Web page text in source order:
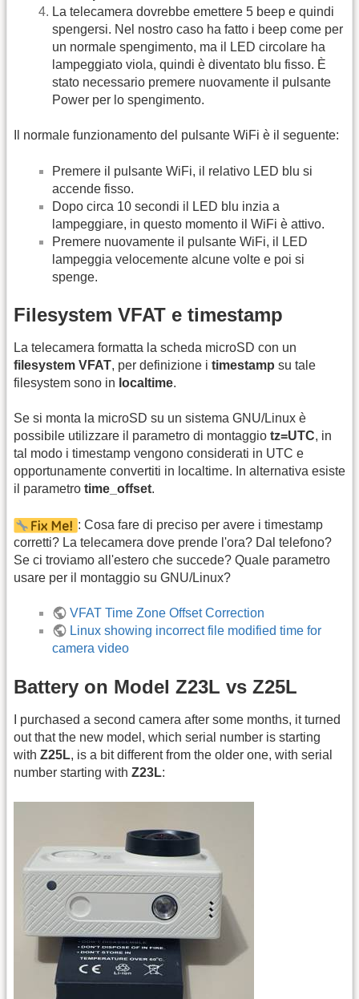
La telecamera dovrebbe emettere 5 beep e quindi
spengersi. Nel nostro caso ha fatto i beep come per
un normale spengimento, ma il LED circolare ha
lampeggiato viola, quindi è diventato blu fisso. È
stato necessario premere nuovamente il pulsante
Power per lo spengimento.
Il normale funzionamento del pulsante WiFi è il seguente:
Premere il pulsante WiFi, il relativo LED blu si
accende fisso.
Dopo circa 10 secondi il LED blu inzia a
lampeggiare, in questo momento il WiFi è attivo.
Premere nuovamente il pulsante WiFi, il LED
lampeggia velocemente alcune volte e poi si
spenge.
Filesystem VFAT e timestamp
La telecamera formatta la scheda microSD con un
filesystem VFAT, per definizione i timestamp su tale
filesystem sono in localtime.
Se si monta la microSD su un sistema GNU/Linux è
possibile utilizzare il parametro di montaggio tz=UTC, in
tal modo i timestamp vengono considerati in UTC e
opportunamente convertiti in localtime. In alternativa esiste
il parametro time_offset.
: Cosa fare di preciso per avere i timestamp
corretti? La telecamera dove prende l'ora? Dal telefono?
Se ci troviamo all'estero che succede? Quale parametro
usare per il montaggio su GNU/Linux?
VFAT Time Zone Offset Correction
Linux showing incorrect file modified time for
camera video
Battery on Model Z23L vs Z25L
I purchased a second camera after some months, it turned
out that the new model, which serial number is starting
with Z25L, is a bit different from the older one, with serial
number starting with Z23L: